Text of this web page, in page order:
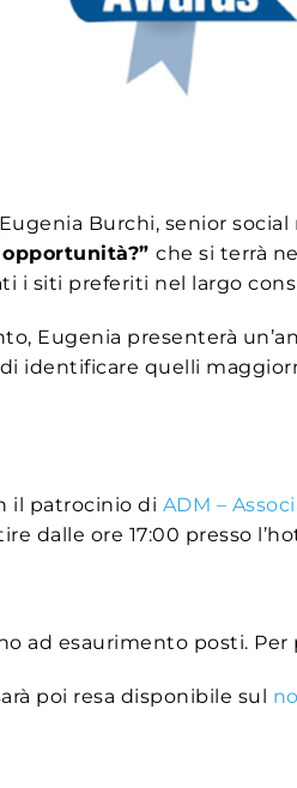
Burchi, senior
che si terrà
i siti preferiti nel largo
Eugenia presenterà
identificare quelli
il patrocinio di ADM –
dalle ore 17:00 presso
ad esaurimento posti.
poi resa disponibile sul